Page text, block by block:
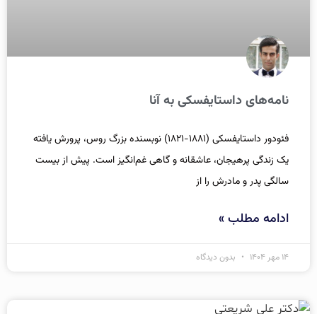
نامه‌های داستایفسکی به آنا
فئودور داستایفسکی (۱۸۸۱-۱۸۲۱) نوبسنده بزرگ روس، پرورش یافته
یک زندگی پرهیجان، عاشقانه و گاهی غم‌انگیز است. پیش از بیست
سالگی پدر و مادرش را از
ادامه مطلب »
۱۴ مهر ۱۴۰۴ بدون دیدگاه